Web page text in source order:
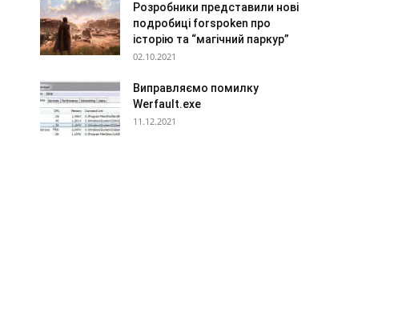
Розробники представили нові
подробиці forspoken про
історію та “магічний паркур”
02.10.2021
Виправляємо помилку
Werfault.exe
11.12.2021